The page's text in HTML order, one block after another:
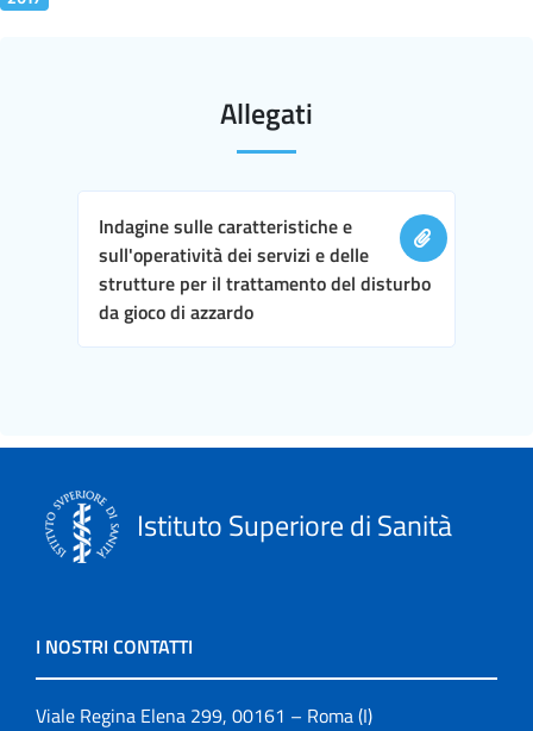
Allegati
Indagine sulle caratteristiche e
sull'operatività dei servizi e delle
strutture per il trattamento del disturbo
da gioco di azzardo
Istituto Superiore di Sanità
I NOSTRI CONTATTI
Viale Regina Elena 299, 00161 – Roma (I)